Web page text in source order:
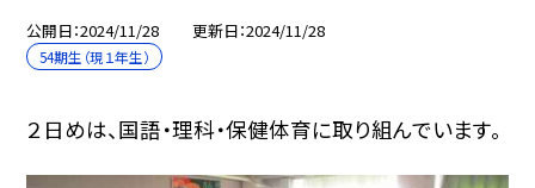
公開日 2024/11/28 更新日 2024/11/28
54期生（現１年生）
２日めは、国語・理科・保健体育に取り組んでいます。